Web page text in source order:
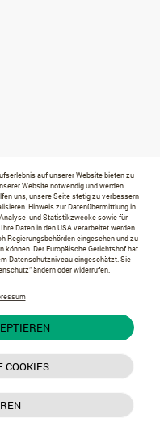
auf unserer Website bieten zu
Website notwendig und werden
uns, unsere Seite stetig zu verbessern
Hinweis zur Datenübermittlung in
und Statistikzwecke sowie für
Daten in den USA verarbeitet werden.
Regierungsbehörden eingesehen und zu
Der Europäische Gerichtshof hat
Datenschutzniveau eingeschätzt. Sie
ändern oder widerrufen.
COOKIES